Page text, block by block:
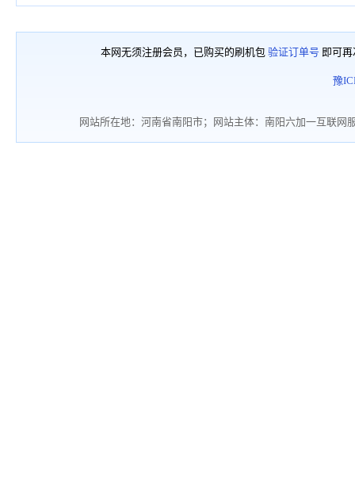
本网无须注册会员，已购买的刷机包 验证订单号 即可
豫
网站所在地：河南省南阳市；网站主体：南阳六加一互联